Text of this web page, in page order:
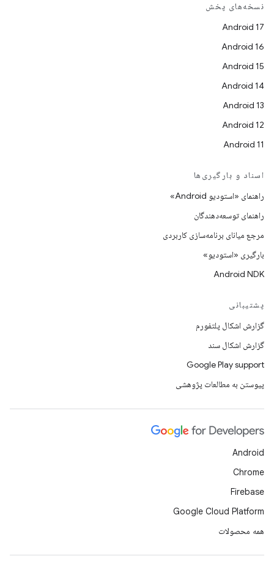
نسخه‌های پخش
Android 17
Android 16
Android 15
Android 14
Android 13
Android 12
Android 11
اسناد و بارگیری‌ها
راهنمای «استودیو Android»
راهنمای توسعه‌دهندگان
مرجع میانای برنامه‌سازی کاربردی
بارگیری «استودیو»
Android NDK
پشتیبانی
گزارش اشکال پلتفورم
گزارش اشکال سند
Google Play support
پیوستن به مطالعات پژوهشی
Android
Chrome
Firebase
Google Cloud Platform
همه محصولات